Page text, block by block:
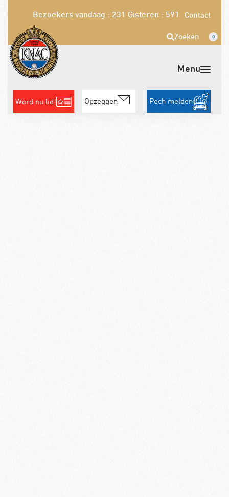
Bezoekers vandaag : 231 Gisteren : 591 Contact
Zoeken 0
Word nu lid! Opzeggen Pech melden